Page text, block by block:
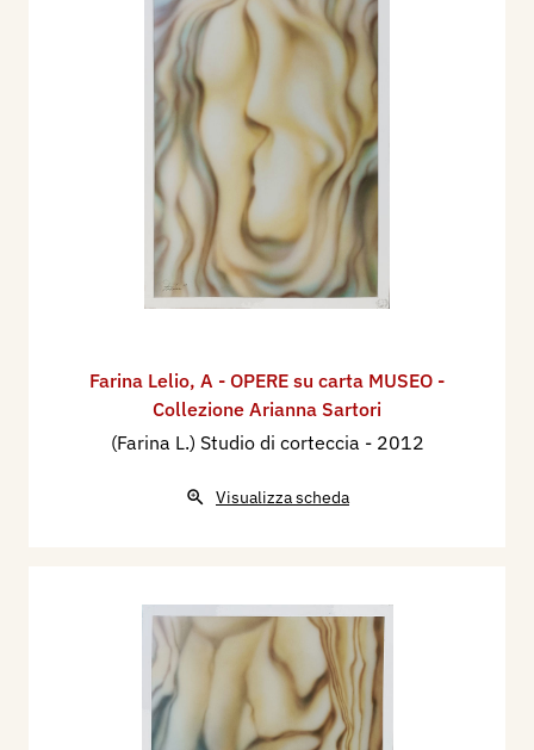
cataloghi di prodotti industriali ed altro.
Negli anni ’60, il perfezionamento della
fotolitografia e la conseguente applicazione ai
diversi settori dell’industria soppiantò la sua
professione, cosicché egli si ritirò in quel di
Fiascherino dove continuò a fare xilografie per se
stesso. Analoga fu la parabola di Lelio che, negli
anni ’90, con l’avvento del digitale e di Fotoshop,
fu di colpo superato e, rifiutando il computer,
Oltre al padre, come maestro aveva avuto lo
scultore Franco Asco (artista di notevole
anche suo parente, al quale rese omaggio con
Bertolt Brecht di Milano del 2002 e,
successivamente, la personale che tenne due
anni dopo al ristorante “Gianni e Dorina” (con gli
amici del ristorante fece perfino un corso di
!!!).
Farina Lelio, A - OPERE su carta MUSEO -
Collezione Arianna Sartori
(Farina L.) Studio di corteccia - 2012
Visualizza scheda